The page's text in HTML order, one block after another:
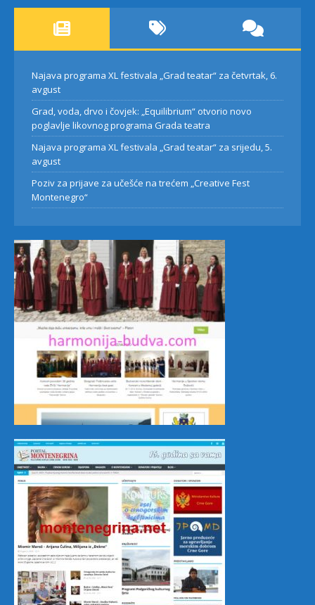
Najava programa XL festivala „Grad teatar“ za četvrtak, 6.
avgust
Grad, voda, drvo i čovjek: „Equilibrium“ otvorio novo
poglavlje likovnog programa Grada teatra
Najava programa XL festivala „Grad teatar“ za srijedu, 5.
avgust
Poziv za prijave za učešće na trećem „Creative Fest
Montenegro“